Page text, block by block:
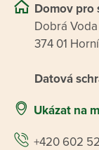
Domov pro
Dobrá
374 01
Datová
Ukázat na
+420 602